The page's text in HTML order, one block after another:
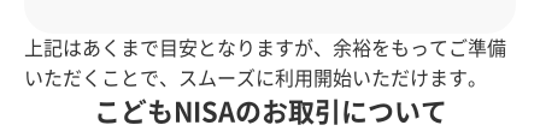
上記はあくまで目安となりますが、余裕をもってご準備
いただくことで、スムーズに利用開始いただけます。
こどもNISAのお取引について